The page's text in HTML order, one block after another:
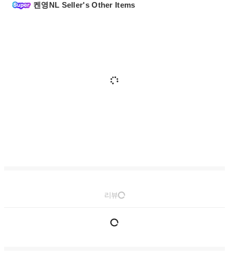
켄영NL Seller's Other Items
리뷰